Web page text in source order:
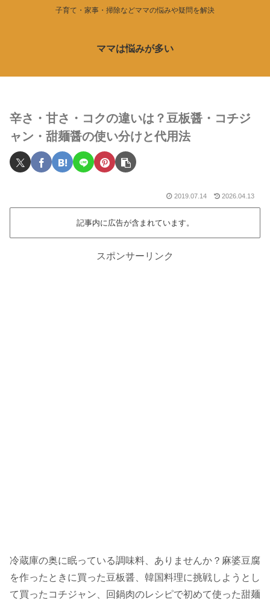
子育て・家事・掃除などママの悩みや疑問を解決
ママは悩みが多い
辛さ・甘さ・コクの違いは？豆板醤・コチジ
ャン・甜麺醤の使い分けと代用法
2019.07.14 2026.04.13
記事内に広告が含まれています。
スポンサーリンク
冷蔵庫の奥に眠っている調味料、ありませんか？麻婆豆腐
を作ったときに買った豆板醤、韓国料理に挑戦しようとし
て買ったコチジャン、回鍋肉のレシピで初めて使った甜麺